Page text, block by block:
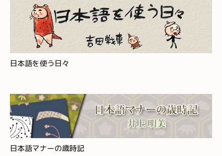
日本語を使う日々
日本語マナーの歳時記